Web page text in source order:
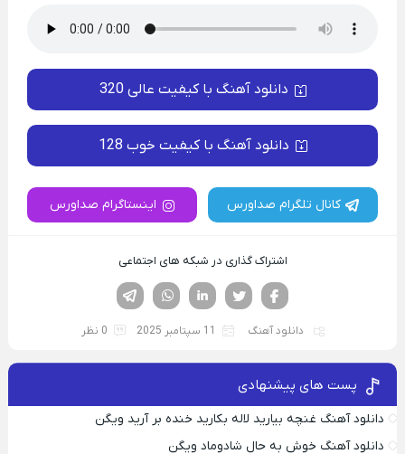
دانلود آهنگ با کیفیت عالی 320
دانلود آهنگ با کیفیت خوب 128
کانال تلگرام صداورس اینستاگرام صداورس
اشتراک گذاری در شبکه های اجتماعی
لینکدین تویتر
فیسوک
دانلود آهنگ 11 سپتامبر 2025 0 نظر
پست های پیشنهادی
دانلود آهنگ غنچه بیارید لاله بکارید خنده بر آرید ویگن
دانلود آهنگ خوش به حال شادوماد ویگن